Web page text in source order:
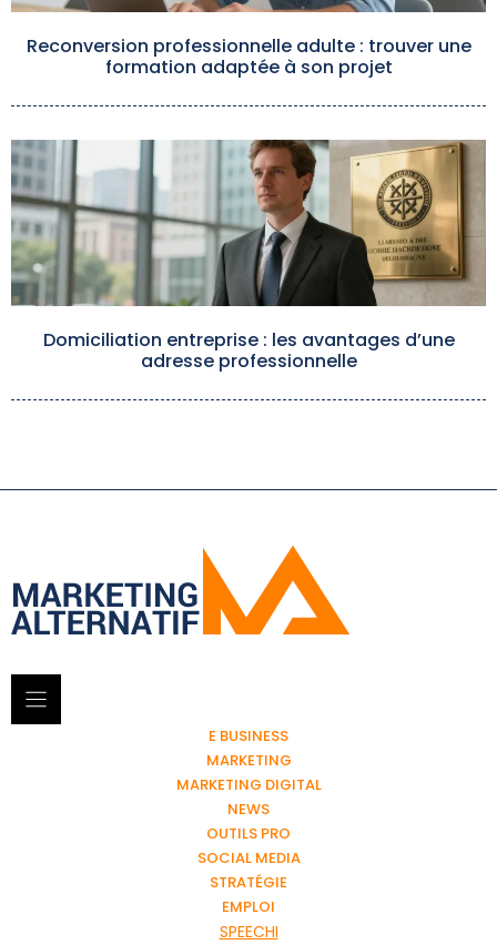
Reconversion professionnelle adulte : trouver une
formation adaptée à son projet
Domiciliation entreprise : les avantages d’une
adresse professionnelle
E BUSINESS
MARKETING
MARKETING DIGITAL
NEWS
OUTILS PRO
SOCIAL MEDIA
STRATÉGIE
EMPLOI
SPEECHI